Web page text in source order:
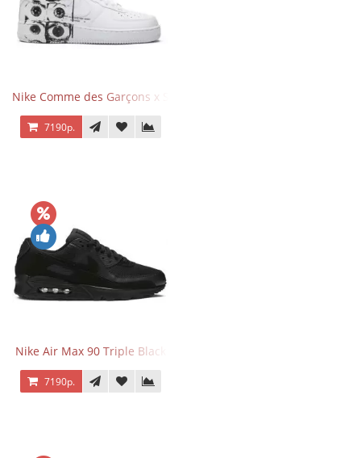
Nike Comme des Garçons x Supreme x Air Force 1 Low Eyes
7190р.
Nike Air Max 90 Triple Black
7190р.